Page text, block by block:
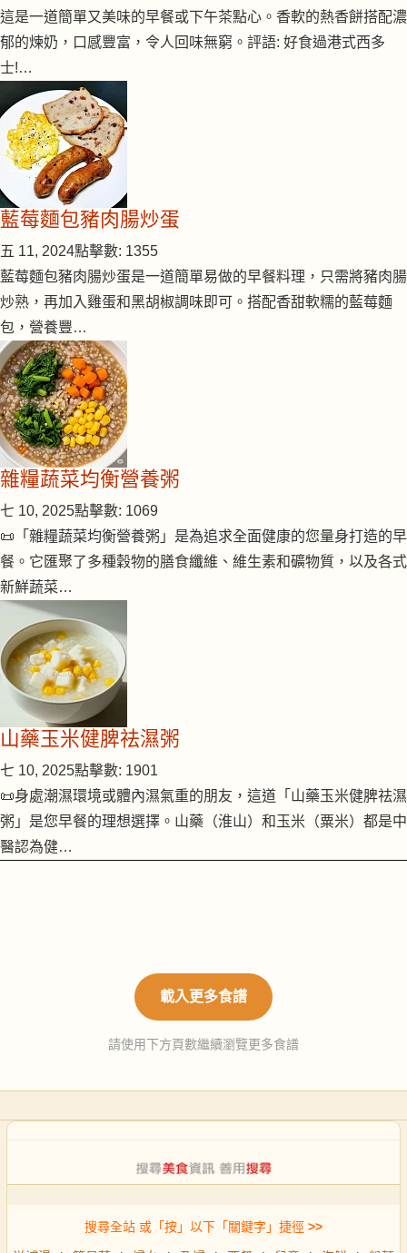
這是一道簡單又美味的早餐或下午茶點心。香軟的熱香餅搭配濃
郁的煉奶，口感豐富，令人回味無窮。評語: 好食過港式西多
士!…
藍莓麵包豬肉腸炒蛋
五 11, 2024點擊數: 1355
藍莓麵包豬肉腸炒蛋是一道簡單易做的早餐料理，只需將豬肉腸
炒熟，再加入雞蛋和黑胡椒調味即可。搭配香甜軟糯的藍莓麵
包，營養豐…
雜糧蔬菜均衡營養粥
七 10, 2025點擊數: 1069
📜「雜糧蔬菜均衡營養粥」是為追求全面健康的您量身打造的早
餐。它匯聚了多種穀物的膳食纖維、維生素和礦物質，以及各式
新鮮蔬菜…
山藥玉米健脾祛濕粥
七 10, 2025點擊數: 1901
📜身處潮濕環境或體內濕氣重的朋友，這道「山藥玉米健脾祛濕
粥」是您早餐的理想選擇。山藥（淮山）和玉米（粟米）都是中
醫認為健…
載入更多食譜
請使用下方頁數繼續瀏覽更多食譜
搜尋全站 或「按」以下「關鍵字」捷徑 >>